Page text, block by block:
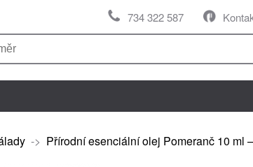
734 322 587
-> Přírodní esenciální olej Pomeranč 10 ml